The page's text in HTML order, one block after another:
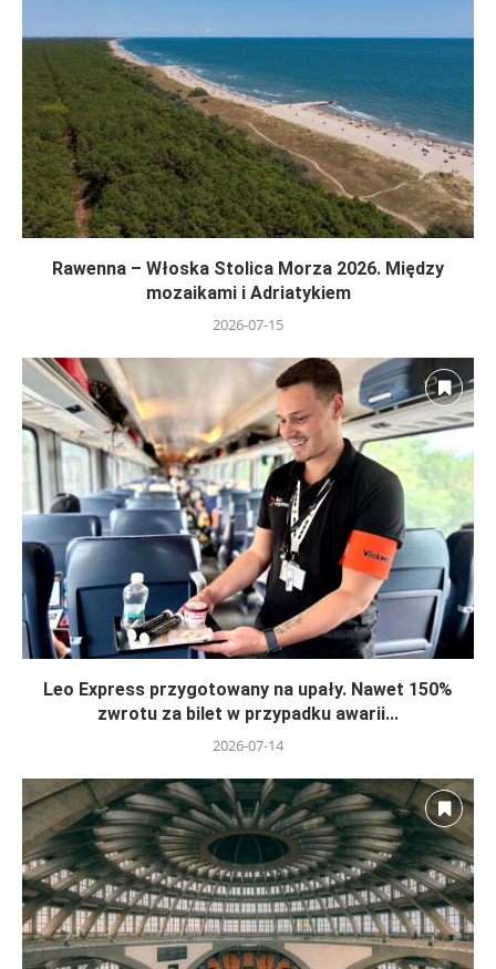
Rawenna – Włoska Stolica Morza 2026. Między
mozaikami i Adriatykiem
2026-07-15
Leo Express przygotowany na upały. Nawet 150%
zwrotu za bilet w przypadku awarii...
2026-07-14